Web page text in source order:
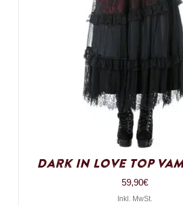
Dark in Love Top
59,90€
Inkl. MwSt.